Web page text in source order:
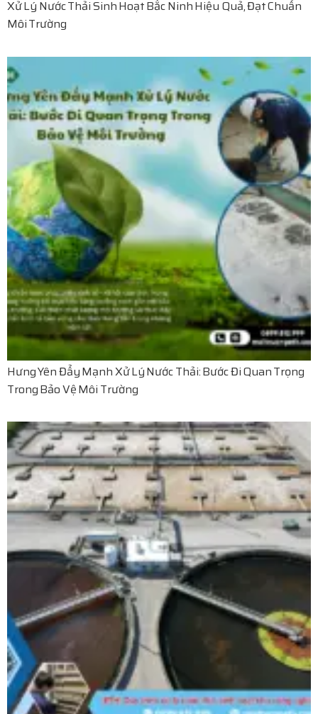
Xử Lý Nước Thải Sinh Hoạt Bắc Ninh Hiệu Quả, Đạt Chuẩn
Môi Trường
Hưng Yên Đẩy Mạnh Xử Lý Nước Thải: Bước Đi Quan Trọng
Trong Bảo Vệ Môi Trường